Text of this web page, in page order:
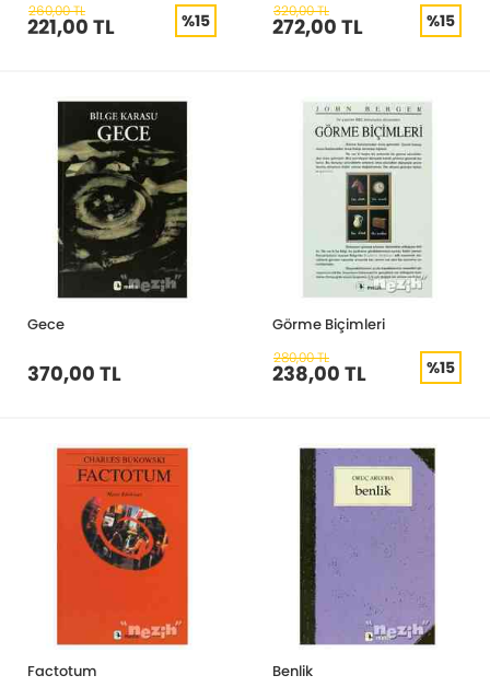
260,00 TL
221,00 TL %15 320,00 TL
272,00 TL %15
Gece
370,00 TL
Görme Biçimleri
280,00 TL
238,00 TL %15
Factotum Benlik